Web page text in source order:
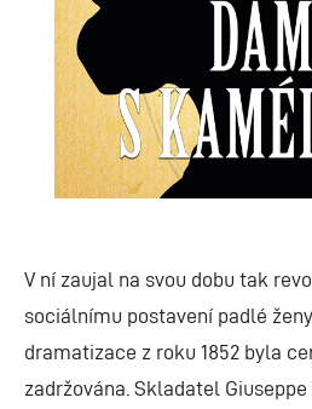
V ní zaujal na svou dobu tak
sociálnímu postavení padlé
dramatizace z roku 1852 byla
zadržována. Skladatel